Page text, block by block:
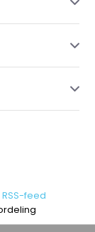
RSS-feed